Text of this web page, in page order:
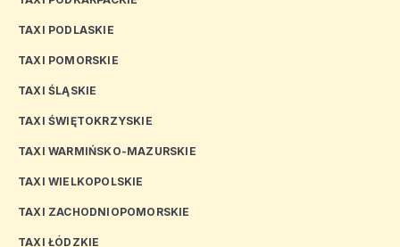
TAXI PODLASKIE
TAXI POMORSKIE
TAXI ŚLĄSKIE
TAXI ŚWIĘTOKRZYSKIE
TAXI WARMIŃSKO-MAZURSKIE
TAXI WIELKOPOLSKIE
TAXI ZACHODNIOPOMORSKIE
TAXI ŁÓDZKIE